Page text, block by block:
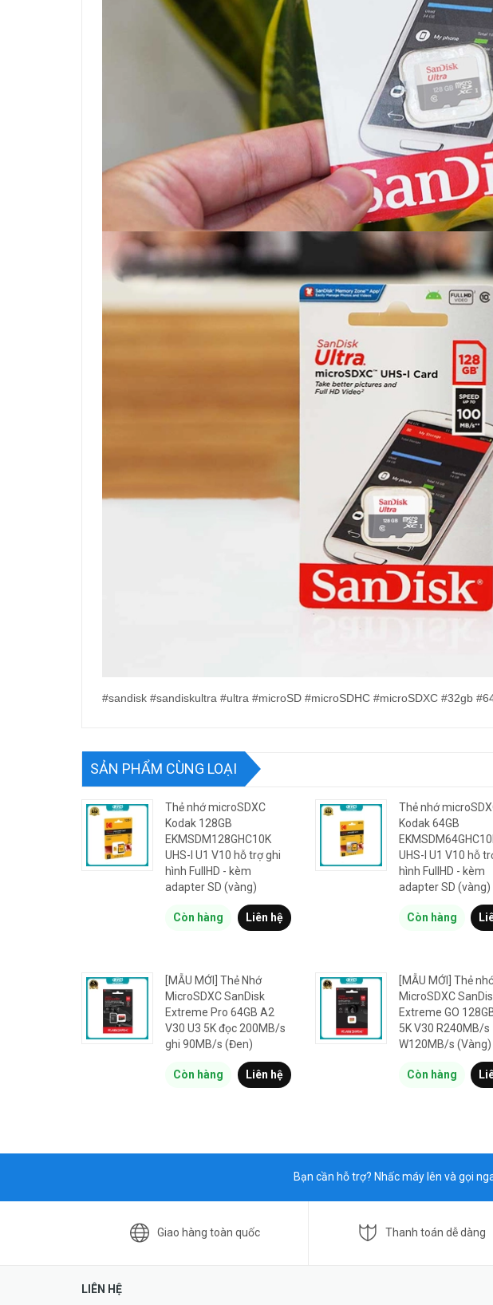
#sandisk #sandiskultra #ultra #microSD #microSDHC #microSDXC #32gb
SẢN PHẨM CÙNG LOẠI
Thẻ nhớ microSDXC
Kodak 128GB
EKMSDM128GHC10K
UHS-I U1 V10 hỗ trợ ghi
hình FullHD - kèm
adapter SD (vàng)
Còn hàng Liên hệ
Thẻ nhớ
Kodak 64GB
UHS-I U1 V10 hỗ
hình FullHD - kèm
adapter SD (vàng)
Còn hàng
[MẪU MỚI] Thẻ Nhớ
MicroSDXC SanDisk
Extreme Pro 64GB A2
V30 U3 5K đọc 200MB/s
ghi 90MB/s (Đen)
Còn hàng Liên hệ
[MẪU MỚI] Thẻ
MicroSDXC
Extreme GO
5K V30 R240MB/s
W120MB/s (Vàng)
Còn hàng
Bạn cần hỗ trợ? Nhấc máy lên và gọi
Giao hàng toàn quốc Thanh toán dễ dàng
LIÊN HỆ